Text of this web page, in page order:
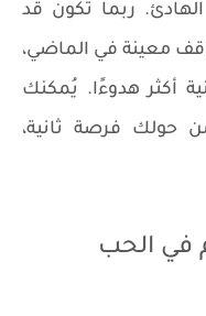
ربما تكون قد
معينة في الماضي،
أكثر هدوءًا. يُمكنك
حولك فرصة ثانية،
في الحب